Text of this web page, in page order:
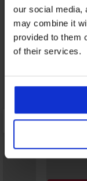
our social media,
may combine it
provided to them
of their services.